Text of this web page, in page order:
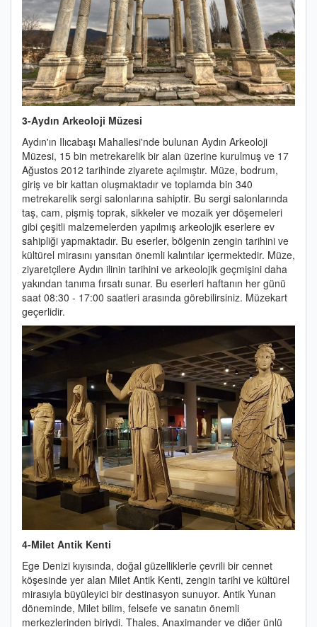
3-Aydın Arkeoloji Müzesi
Aydın'ın Ilıcabaşı Mahallesi'nde bulunan Aydın Arkeoloji
Müzesi, 15 bin metrekarelik bir alan üzerine kurulmuş ve 17
Ağustos 2012 tarihinde ziyarete açılmıştır. Müze, bodrum,
giriş ve bir kattan oluşmaktadır ve toplamda bin 340
metrekarelik sergi salonlarına sahiptir. Bu sergi salonlarında
taş, cam, pişmiş toprak, sikkeler ve mozaik yer döşemeleri
gibi çeşitli malzemelerden yapılmış arkeolojik eserlere ev
sahipliği yapmaktadır. Bu eserler, bölgenin zengin tarihini ve
kültürel mirasını yansıtan önemli kalıntılar içermektedir. Müze,
ziyaretçilere Aydın ilinin tarihini ve arkeolojik geçmişini daha
yakından tanıma fırsatı sunar. Bu eserleri haftanın her günü
saat 08:30 - 17:00 saatleri arasında görebilirsiniz. Müzekart
geçerlidir.
4-Milet Antik Kenti
Ege Denizi kıyısında, doğal güzelliklerle çevrili bir cennet
köşesinde yer alan Milet Antik Kenti, zengin tarihi ve kültürel
mirasıyla büyüleyici bir destinasyon sunuyor. Antik Yunan
döneminde, Milet bilim, felsefe ve sanatın önemli
merkezlerinden biriydi. Thales, Anaximander ve diğer ünlü